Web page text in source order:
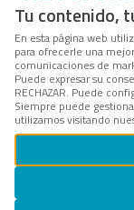
Tu contenido,
En esta página web
para ofrecerle una
comunicaciones de
Puede expresar su
RECHAZAR. Puede
Siempre puede
utilizamos visitando